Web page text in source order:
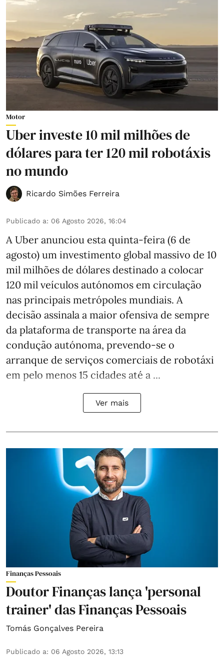
Motor
Uber investe 10 mil milhões de
dólares para ter 120 mil robotáxis
no mundo
Ricardo Simões Ferreira
Publicado a: 06 Agosto 2026, 16:04
A Uber anunciou esta quinta-feira (6 de
agosto) um investimento global massivo de 10
mil milhões de dólares destinado a colocar
120 mil veículos autónomos em circulação
nas principais metrópoles mundiais. A
decisão assinala a maior ofensiva de sempre
da plataforma de transporte na área da
condução autónoma, prevendo-se o
arranque de serviços comerciais de robotáxi
em pelo menos 15 cidades até a ...
Ver mais
Finanças Pessoais
Doutor Finanças lança 'personal
trainer' das Finanças Pessoais
Tomás Gonçalves Pereira
Publicado a: 06 Agosto 2026, 13:13